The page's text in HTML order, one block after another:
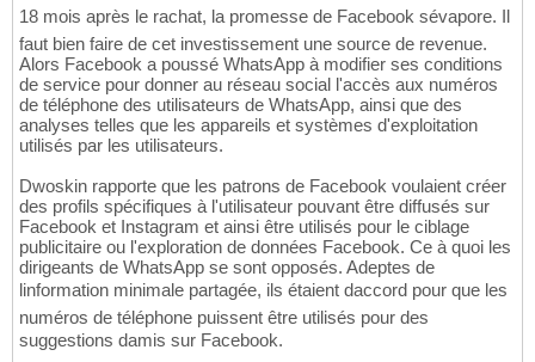
18 mois après le rachat, la promesse de Facebook sévapore. Il
faut bien faire de cet investissement une source de revenue.
Alors Facebook a poussé WhatsApp à modifier ses conditions
de service pour donner au réseau social l'accès aux numéros
de téléphone des utilisateurs de WhatsApp, ainsi que des
analyses telles que les appareils et systèmes d'exploitation
utilisés par les utilisateurs.
Dwoskin rapporte que les patrons de Facebook voulaient créer
des profils spécifiques à l'utilisateur pouvant être diffusés sur
Facebook et Instagram et ainsi être utilisés pour le ciblage
publicitaire ou l'exploration de données Facebook. Ce à quoi les
dirigeants de WhatsApp se sont opposés. Adeptes de
linformation minimale partagée, ils étaient daccord pour que les
numéros de téléphone puissent être utilisés pour des
suggestions damis sur Facebook.